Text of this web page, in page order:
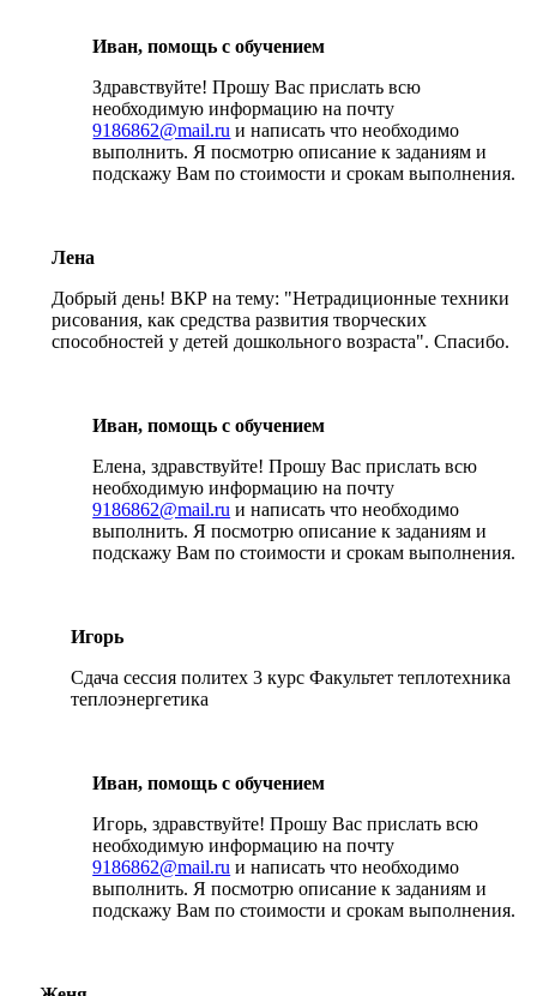
Иван, помощь с обучением
Здравствуйте! Прошу Вас прислать всю
необходимую информацию на почту
9186862@mail.ru и написать что необходимо
выполнить. Я посмотрю описание к заданиям и
подскажу Вам по стоимости и срокам выполнения.
Лена
Добрый день! ВКР на тему: "Нетрадиционные техники
рисования, как средства развития творческих
способностей у детей дошкольного возраста". Спасибо.
Иван, помощь с обучением
Елена, здравствуйте! Прошу Вас прислать всю
необходимую информацию на почту
9186862@mail.ru и написать что необходимо
выполнить. Я посмотрю описание к заданиям и
подскажу Вам по стоимости и срокам выполнения.
Игорь
Сдача сессия политех 3 курс Факультет теплотехника
теплоэнергетика
Иван, помощь с обучением
Игорь, здравствуйте! Прошу Вас прислать всю
необходимую информацию на почту
9186862@mail.ru и написать что необходимо
выполнить. Я посмотрю описание к заданиям и
подскажу Вам по стоимости и срокам выполнения.